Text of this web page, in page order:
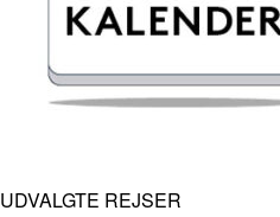
UDVALGTE REJSER